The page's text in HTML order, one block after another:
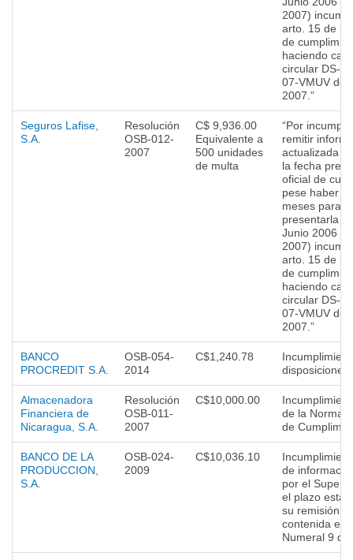
2007)
arto. 15 de la
de
haciendo
circular DS-
07-VMUV del
2007.”
Seguros Lafise,
S.A.
Resolución
OSB-012-
2007
C$ 9,936.00
Equivalente a
500 unidades
de multa
“Por
remitir
actualizada
la fecha
oficial de
pese haber
meses para
presentarla
Junio 2006 al
2007)
arto. 15 de la
de
haciendo
circular DS-
07-VMUV del
2007.”
BANCO
PROCREDIT S.A.
OSB-054-
2014
C$1,240.78
disposiciones
Almacenadora
Financiera de
Nicaragua, S.A.
Resolución
OSB-011-
2007
C$10,000.00
de la Norma
de
BANCO DE LA
PRODUCCION,
S.A.
OSB-024-
2009
C$10,036.10
de
por el
el plazo
su remisión,
contenida en
Numeral 9